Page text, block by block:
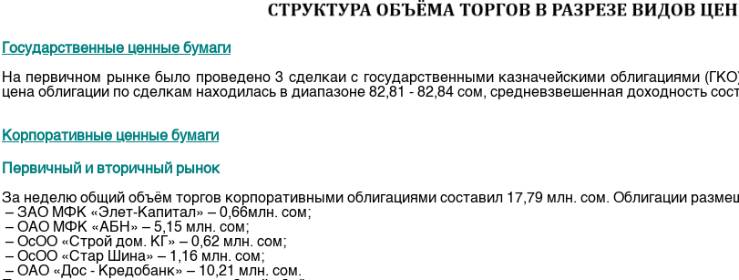
Государственные ценные бумаги
На первичном рынке было проведено 3 сделкаи с государственными казначейскими облигациями
цена облигации по сделкам находилась в диапазоне 82,81 - 82,84 сом, средневзвешенная доходность
Корпоративные ценные бумаги
Первичный и вторичный рынок
За неделю общий объём торгов корпоративными облигациями составил 17,79 млн. сом. Облигации
– ЗАО МФК «Элет-Капитал» – 0,66млн. сом;
– ОАО МФК «АБН» – 5,15 млн. сом;
– ОсОО «Строй дом. КГ» – 0,62 млн. сом;
– ОсОО «Стар Шина» – 1,16 млн. сом;
– ОАО «Дос - Кредобанк» – 10,21 млн. сом.